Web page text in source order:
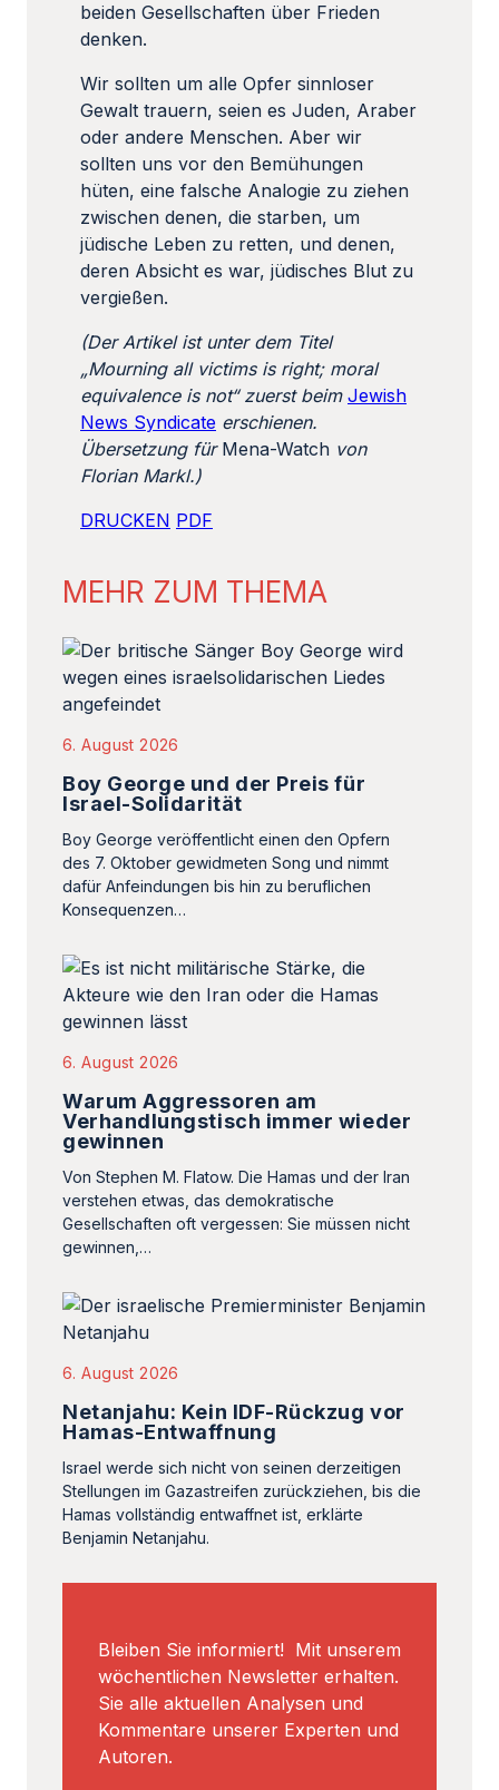
beiden Gesellschaften über Frieden
denken.
Wir sollten um alle Opfer sinnloser
Gewalt trauern, seien es Juden, Araber
oder andere Menschen. Aber wir
sollten uns vor den Bemühungen
hüten, eine falsche Analogie zu ziehen
zwischen denen, die starben, um
jüdische Leben zu retten, und denen,
deren Absicht es war, jüdisches Blut zu
vergießen.
(Der Artikel ist unter dem Titel
„Mourning all victims is right; moral
equivalence is not“ zuerst beim Jewish
News Syndicate erschienen.
Übersetzung für Mena-Watch von
Florian Markl.)
DRUCKEN PDF
MEHR ZUM THEMA
6. August 2026
Boy George und der Preis für
Israel-Solidarität
Boy George veröffentlicht einen den Opfern
des 7. Oktober gewidmeten Song und nimmt
dafür Anfeindungen bis hin zu beruflichen
Konsequenzen…
6. August 2026
Warum Aggressoren am
Verhandlungstisch immer wieder
gewinnen
Von Stephen M. Flatow. Die Hamas und der Iran
verstehen etwas, das demokratische
Gesellschaften oft vergessen: Sie müssen nicht
gewinnen,…
6. August 2026
Netanjahu: Kein IDF-Rückzug vor
Hamas-Entwaffnung
Israel werde sich nicht von seinen derzeitigen
Stellungen im Gazastreifen zurückziehen, bis die
Hamas vollständig entwaffnet ist, erklärte
Benjamin Netanjahu.
Bleiben Sie informiert! Mit unserem
wöchentlichen Newsletter erhalten.
Sie alle aktuellen Analysen und
Kommentare unserer Experten und
Autoren.